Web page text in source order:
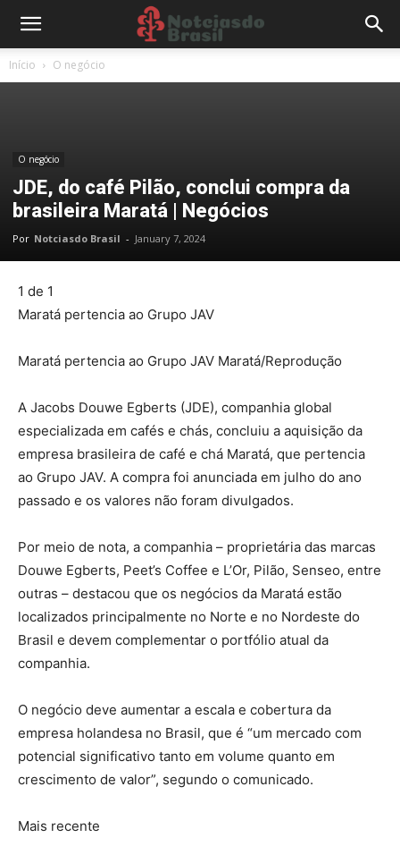
Início O negócio
O negócio
JDE, do café Pilão, conclui compra da
brasileira Maratá | Negócios
Por Notciasdo Brasil - January 7, 2024
1 de 1
Maratá pertencia ao Grupo JAV
Maratá pertencia ao Grupo JAV Maratá/Reprodução
A Jacobs Douwe Egberts (JDE), companhia global
especializada em cafés e chás, concluiu a aquisição da
empresa brasileira de café e chá Maratá, que pertencia
ao Grupo JAV. A compra foi anunciada em julho do ano
passado e os valores não foram divulgados.
Por meio de nota, a companhia – proprietária das marcas
Douwe Egberts, Peet’s Coffee e L’Or, Pilão, Senseo, entre
outras – destacou que os negócios da Maratá estão
localizados principalmente no Norte e no Nordeste do
Brasil e devem complementar o portfólio atual da
companhia.
O negócio deve aumentar a escala e cobertura da
empresa holandesa no Brasil, que é “um mercado com
potencial significativo tanto em volume quanto em
crescimento de valor”, segundo o comunicado.
Mais recente